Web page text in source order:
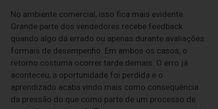
No ambiente comercial, isso fica mais evidente.
Grande parte dos vendedores recebe feedback
quando algo dá errado ou apenas durante avaliações
formais de desempenho. Em ambos os casos, o
retorno costuma ocorrer tarde demais. O erro já
aconteceu, a oportunidade foi perdida e o
aprendizado acaba vindo mais como consequência
da pressão do que como parte de um processo de